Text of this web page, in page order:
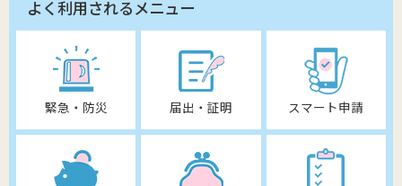
よく利用されるメニュー
緊急・防災 届出・証明 スマート申請